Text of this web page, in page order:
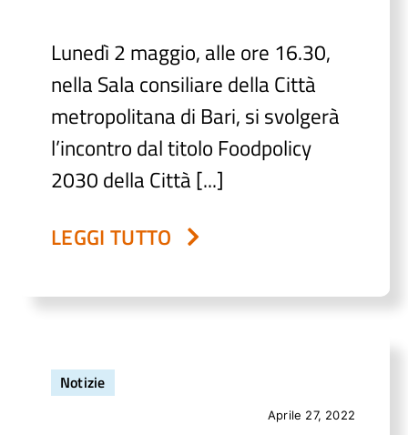
Lunedì 2 maggio, alle ore 16.30,
nella Sala consiliare della Città
metropolitana di Bari, si svolgerà
l’incontro dal titolo Foodpolicy
2030 della Città [...]
LEGGI TUTTO
Notizie
Aprile 27, 2022